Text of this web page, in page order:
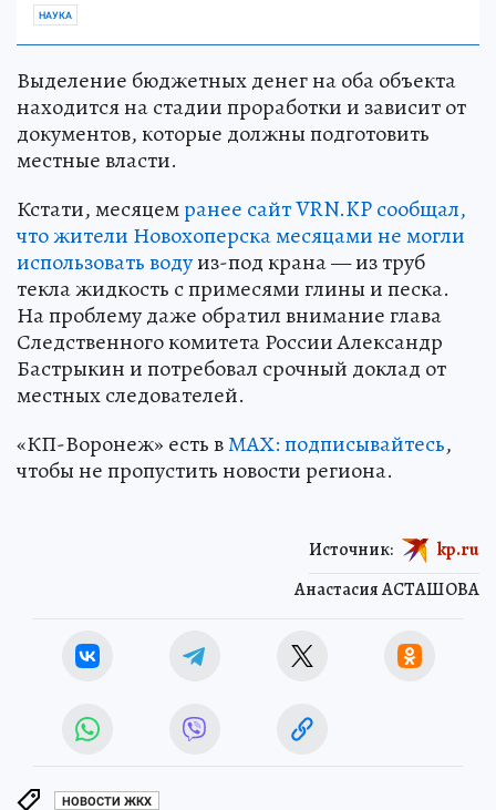
НАУКА
Выделение бюджетных денег на оба объекта
находится на стадии проработки и зависит от
документов, которые должны подготовить
местные власти.
Кстати, месяцемранее сайт VRN.KP сообщал,
что жители Новохоперска месяцами не могли
использовать водуиз-под крана — из труб
текла жидкость с примесями глины и песка.
На проблему даже обратил внимание глава
Следственного комитета России Александр
Бастрыкин и потребовал срочный доклад от
местных следователей.
«КП-Воронеж» есть вМАХ: подписывайтесь,
чтобы не пропустить новости региона.
Анастасия АСТАШОВА
Источник: kp.ru
НОВОСТИ ЖКХ